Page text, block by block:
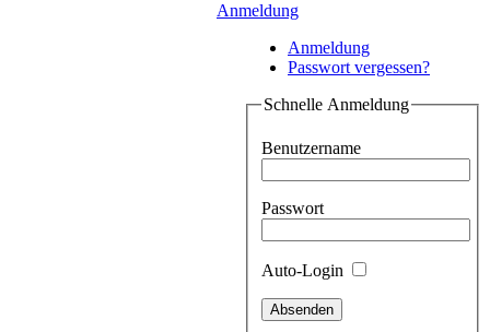
Anmeldung
Anmeldung
Passwort vergessen?
Schnelle Anmeldung
Benutzername
Passwort
Auto-Login